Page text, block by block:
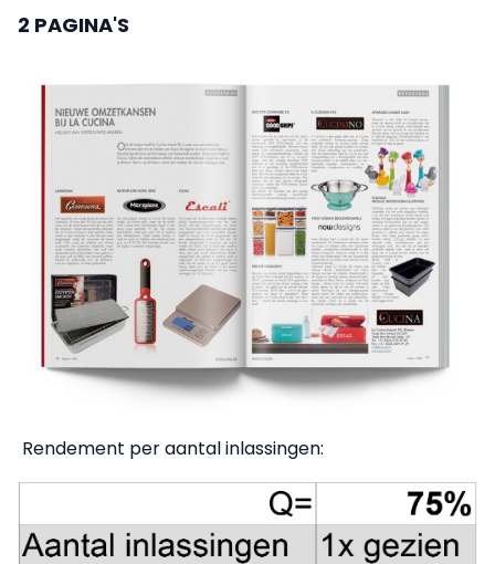
2 PAGINA'S
Rendement per aantal inlassingen: